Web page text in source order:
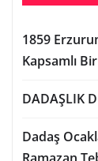
1859
Kapsamlı
DADAŞLIK
Dadaş